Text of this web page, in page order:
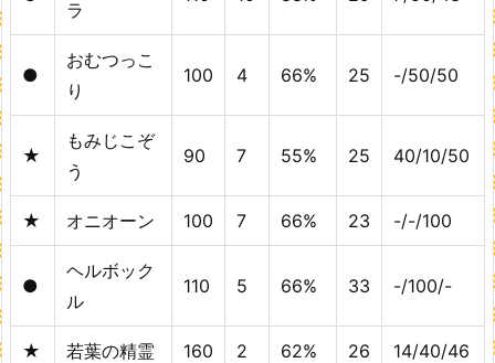
ラ
●
おむつっこ
り
100 4 66% 25 -/50/50
★
もみじこぞ
う
90 7 55% 25 40/10/50
★ オニオーン 100 7 66% 23 -/-/100
●
ヘルボック
ル
110 5 66% 33 -/100/-
★ 若葉の精霊 160 2 62% 26 14/40/46